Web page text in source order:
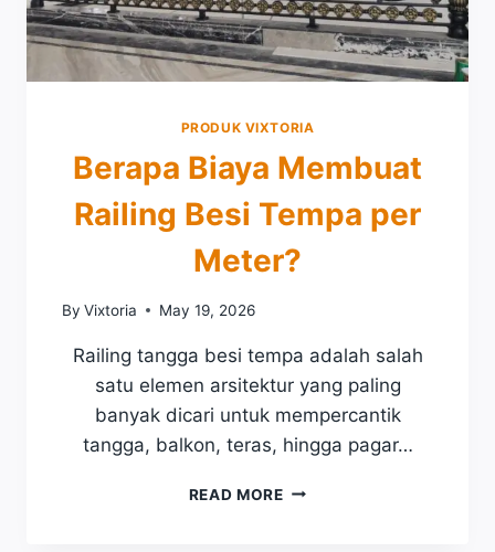
PRODUK VIXTORIA
Berapa Biaya Membuat
Railing Besi Tempa per
Meter?
By Vixtoria May 19, 2026
Railing tangga besi tempa adalah salah
satu elemen arsitektur yang paling
banyak dicari untuk mempercantik
tangga, balkon, teras, hingga pagar…
READ MOREB